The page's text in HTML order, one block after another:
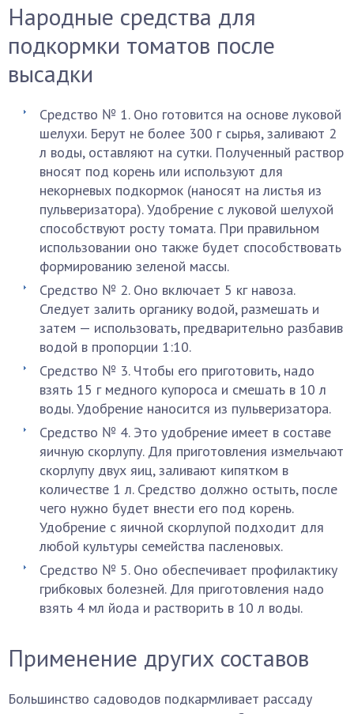
Народные средства для
подкормки томатов после
высадки
Средство № 1. Оно готовится на основе луковой
шелухи. Берут не более 300 г сырья, заливают 2
л воды, оставляют на сутки. Полученный раствор
вносят под корень или используют для
некорневых подкормок (наносят на листья из
пульверизатора). Удобрение с луковой шелухой
способствуют росту томата. При правильном
использовании оно также будет способствовать
формированию зеленой массы.
Средство № 2. Оно включает 5 кг навоза.
Следует залить органику водой, размешать и
затем — использовать, предварительно разбавив
водой в пропорции 1:10.
Средство № 3. Чтобы его приготовить, надо
взять 15 г медного купороса и смешать в 10 л
воды. Удобрение наносится из пульверизатора.
Средство № 4. Это удобрение имеет в составе
яичную скорлупу. Для приготовления измельчают
скорлупу двух яиц, заливают кипятком в
количестве 1 л. Средство должно остыть, после
чего нужно будет внести его под корень.
Удобрение с яичной скорлупой подходит для
любой культуры семейства пасленовых.
Средство № 5. Оно обеспечивает профилактику
грибковых болезней. Для приготовления надо
взять 4 мл йода и растворить в 10 л воды.
Применение других составов
Большинство садоводов подкармливает рассаду